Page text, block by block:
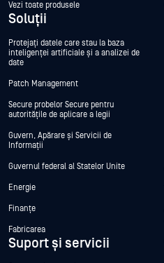
Vezi toate produsele
Soluții
Protejați datele care stau la baza
inteligenței artificiale și a analizei de
date
Patch Management
Secure probelor Secure pentru
autoritățile de aplicare a legii
Guvern, Apărare și Servicii de
Informații
Guvernul federal al Statelor Unite
Energie
Finanțe
Fabricarea
Suport și servicii